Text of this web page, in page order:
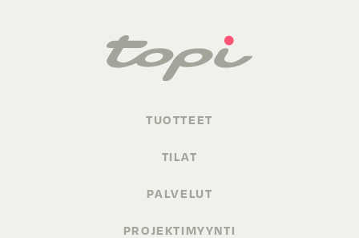
TUOTTEET
TILAT
PALVELUT
PROJEKTIMYYNTI